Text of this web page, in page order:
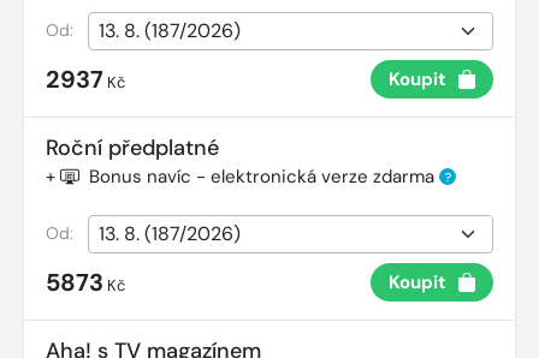
Od:
2937 Kč Koupit
Roční předplatné
+ Bonus navíc - elektronická verze zdarma ?
Od:
5873 Kč Koupit
Aha! s TV magazínem